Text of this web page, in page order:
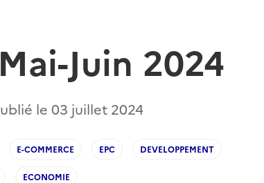
Juin 2024
le 03 juillet 2024
E-COMMERCE EPC DEVELOPPEMENT
ECONOMIE